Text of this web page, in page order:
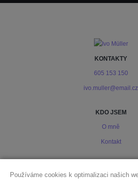
KONTAKTY
605 153 150
ivo.muller@email.cz
KDO JSEM
O mně
Kontakt
Ochrana osobních
Používáme cookies k optimalizaci našich